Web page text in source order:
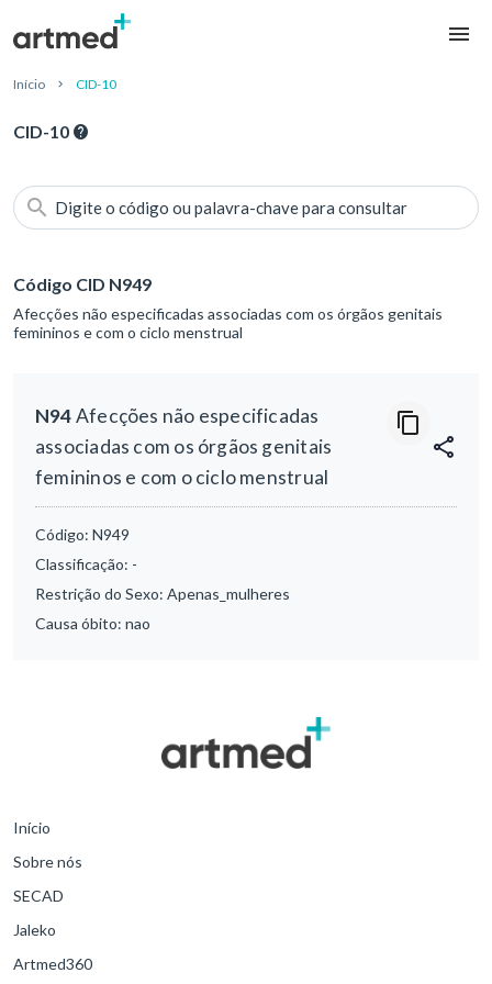
Início CID-10
CID-10
Digite o código ou palavra-chave para consultar
Código CID N949
Afecções não especificadas associadas com os órgãos genitais
femininos e com o ciclo menstrual
N94Afecções não especificadas
associadas com os órgãos genitais
femininos e com o ciclo menstrual
Código: N949
Classificação: -
Restrição do Sexo: Apenas_mulheres
Causa óbito: nao
Início
Sobre nós
SECAD
Jaleko
Artmed360